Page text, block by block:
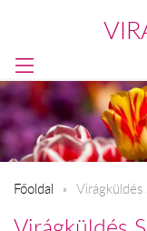
Főoldal Virágküldés